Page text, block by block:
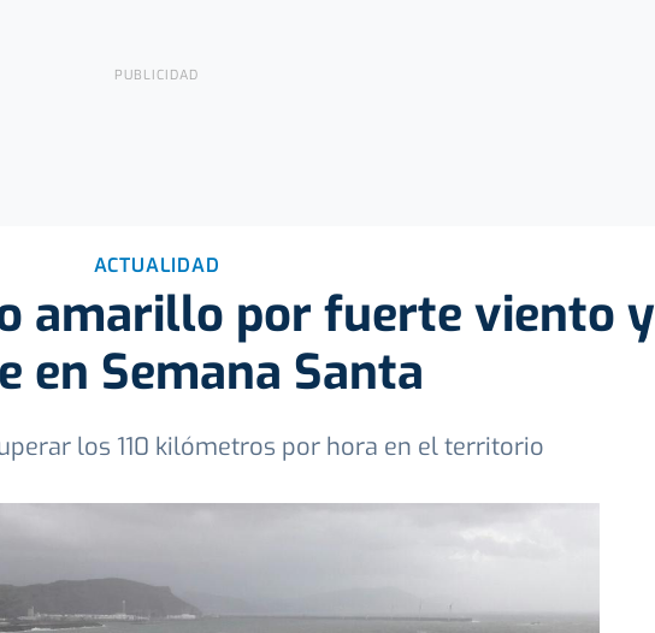
ACTUALIDAD
amarillo por fuerte viento y
en Semana Santa
los 110 kilómetros por hora en el territorio